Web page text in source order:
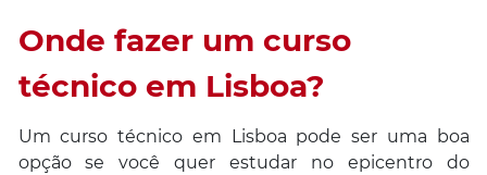
Onde fazer um curso
técnico em Lisboa?
Um curso técnico em Lisboa pode ser uma boa
opção se você quer estudar no epicentro do